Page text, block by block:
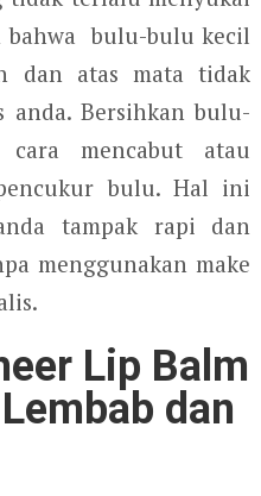
bahwa bulu-bulu kecil
dan atas mata tidak
anda. Bersihkan bulu-
mencabut atau
bulu. Hal ini
tampak rapi dan
menggunakan make
Lip Balm
dan